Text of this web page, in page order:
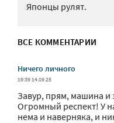
Японцы рулят.
ВСЕ КОММЕНТАРИИ
Ничего личного
19:39 14.09.25
Завур, прям, машина и
Огромный респект! У
нема и наверняка, и